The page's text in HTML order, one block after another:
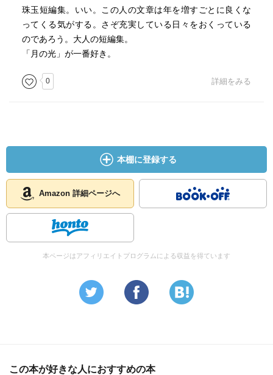
珠玉短編集。いい。この人の文章は年を増すごとに良くな
ってくる気がする。さぞ充実している日々をおくっている
のであろう。大人の短編集。
「月の光」が一番好き。
0 詳細をみる
本棚に登録する
Amazon 詳細ページへ
本ページはアフィリエイトプログラムによる収益を得ています
この本が好きな人におすすめの本